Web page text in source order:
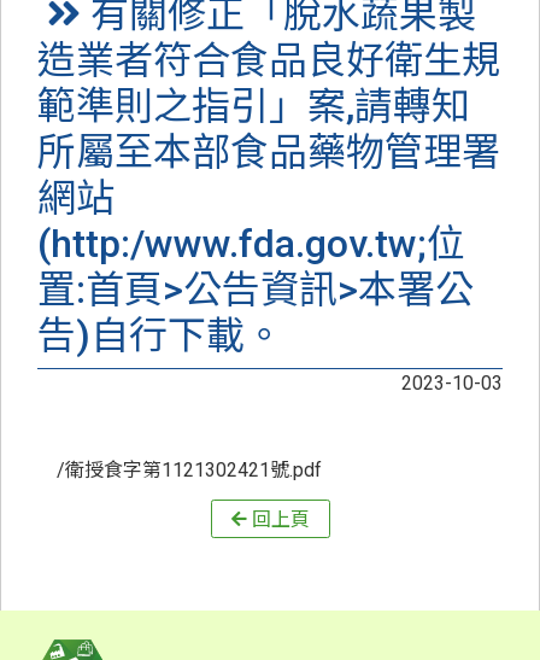
有關修正「脫水蔬果製
造業者符合食品良好衛生規
範準則之指引」案,請轉知
所屬至本部食品藥物管理署
網站
(http:/www.fda.gov.tw;位
置:首頁>公告資訊>本署公
告)自行下載。
2023-10-03
/衛授食字第1121302421號.pdf
回上頁